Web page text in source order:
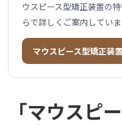
ウスピース型矯正装置の
らで詳しくご案内していま
マウスピース型矯正装
「マウスピ